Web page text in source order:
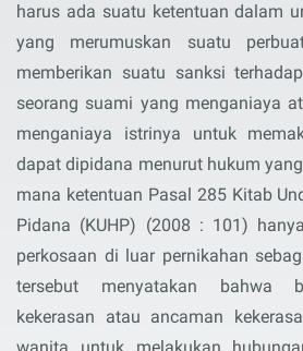
harus ada suatu ketentuan dalam
yang merumuskan suatu
memberikan suatu sanksi
seorang suami yang menganiaya
menganiaya istrinya untuk
dapat dipidana menurut hukum
mana ketentuan Pasal 285 Kitab
Pidana (KUHP) (2008 : 101)
perkosaan di luar pernikahan
tersebut menyatakan bahwa
kekerasan atau ancaman